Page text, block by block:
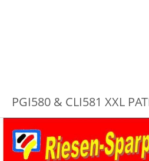
PGI580 & CLI581 XXL